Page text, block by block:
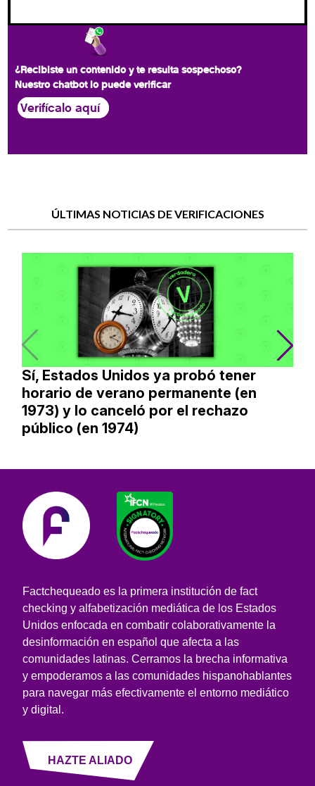
¿Recibiste un contenido y te resulta sospechoso?
Nuestro chatbot lo puede verificar
Verifícalo aquí
ÚLTIMAS NOTICIAS DE VERIFICACIONES
Sí, Estados Unidos ya probó tener
horario de verano permanente (en
1973) y lo canceló por el rechazo
público (en 1974)
Factchequeado es la primera institución de fact
checking y alfabetización mediática de los Estados
Unidos enfocada en combatir colaborativamente la
desinformación en español que afecta a las
comunidades latinas. Cerramos la brecha informativa
y empoderamos a las comunidades hispanohablantes
para navegar más efectivamente el entorno mediático
y digital.
HAZTE ALIADO